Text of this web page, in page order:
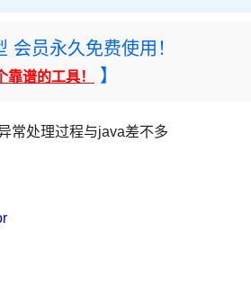
会员永久免费使用！
谱的工具！ 】
常处理过程与java差不多